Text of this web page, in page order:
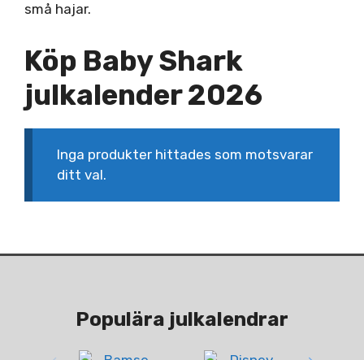
små hajar.
Köp Baby Shark
julkalender 2026
Inga produkter hittades som motsvarar
ditt val.
Populära julkalendrar